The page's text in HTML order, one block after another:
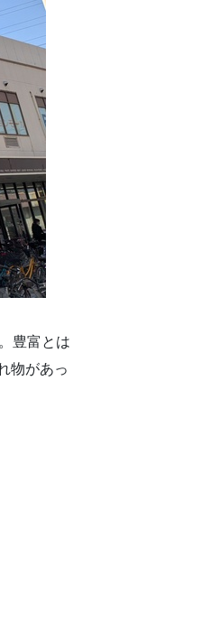
豊富とは
物があっ